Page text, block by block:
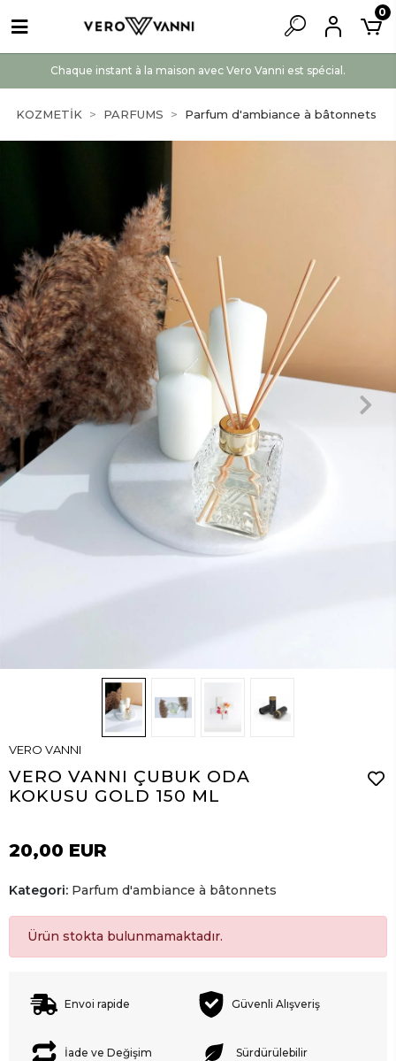
Chaque instant à la maison avec Vero Vanni est spécial.
0
KOZMETİK PARFUMS Parfum d'ambiance à bâtonnets
VERO VANNI
VERO VANNI ÇUBUK ODA
KOKUSU GOLD 150 ML
20,00 EUR
Kategori: Parfum d'ambiance à bâtonnets
Ürün stokta bulunmamaktadır.
Envoi rapide Güvenli Alışveriş
İade ve Değişim Sürdürülebilir